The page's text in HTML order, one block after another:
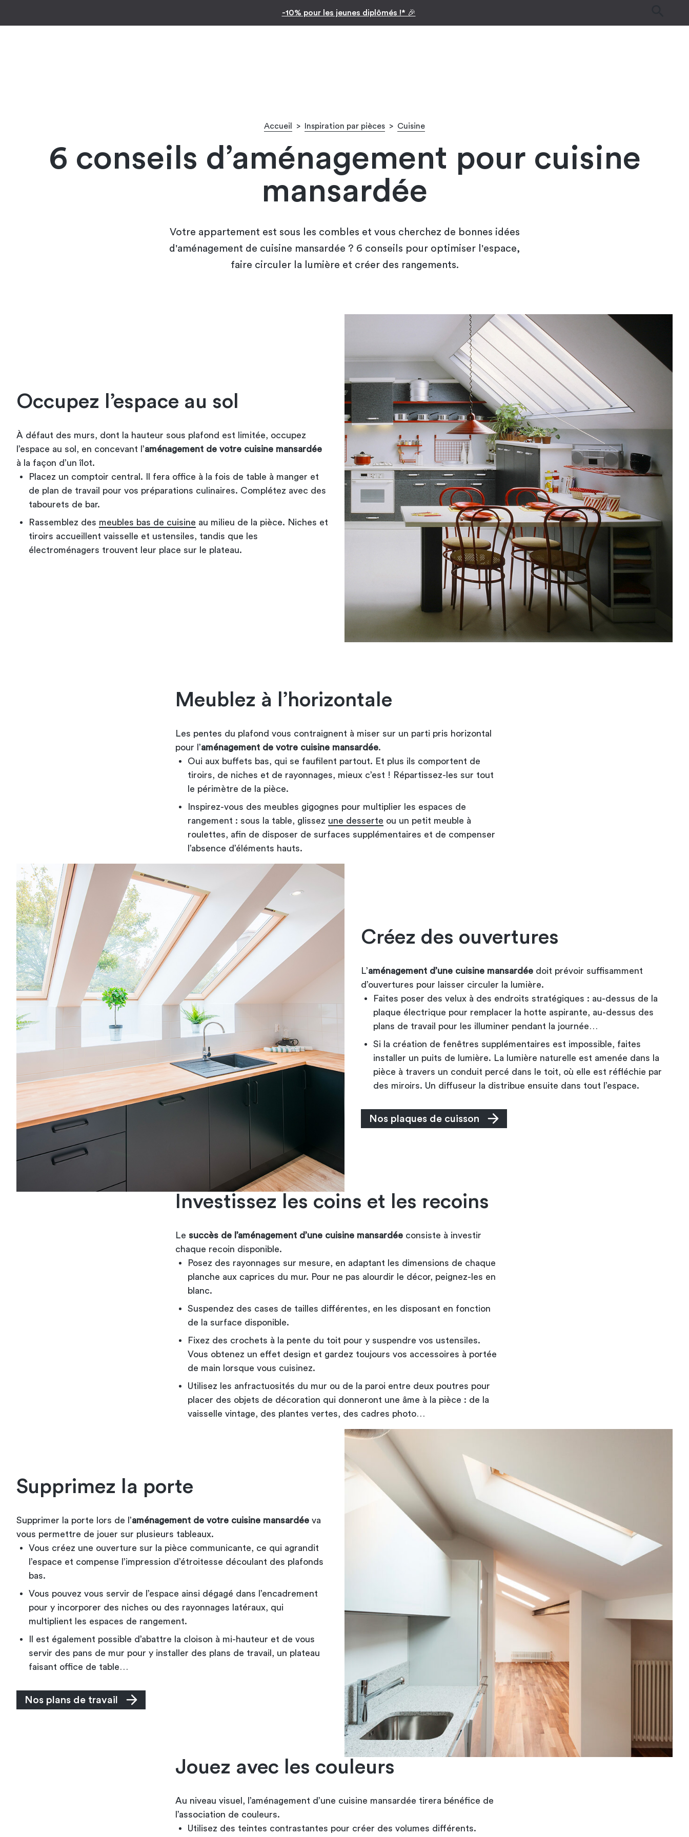
Facilitez vos achats avec le paiement en 10x
Inspiration par pièces
Accueil > Inspiration par pièces > Cuisine
6 conseils d’aménagement pour cuisine
mansardée
Votre appartement est sous les combles et vous cherchez de bonnes idées
d'aménagement de cuisine mansardée ? 6 conseils pour optimiser l'espace,
faire circuler la lumière et créer des rangements.
Occupez l’espace au sol
À défaut des murs, dont la hauteur sous plafond est limitée, occupez
l’espace au sol, en concevant l’aménagement de votre cuisine mansardée
à la façon d’un îlot.
Placez un comptoir central. Il fera office à la fois de table à manger et
de plan de travail pour vos préparations culinaires. Complétez avec des
tabourets de bar.
Rassemblez des meubles bas de cuisine au milieu de la pièce. Niches et
tiroirs accueillent vaisselle et ustensiles, tandis que les
électroménagers trouvent leur place sur le plateau.
Meublez à l’horizontale
Les pentes du plafond vous contraignent à miser sur un parti pris horizontal
pour l’aménagement de votre cuisine mansardée.
Oui aux buffets bas, qui se faufilent partout. Et plus ils comportent de
tiroirs, de niches et de rayonnages, mieux c’est ! Répartissez-les sur tout
le périmètre de la pièce.
Inspirez-vous des meubles gigognes pour multiplier les espaces de
rangement : sous la table, glissez une desserte ou un petit meuble à
roulettes, afin de disposer de surfaces supplémentaires et de compenser
l’absence d’éléments hauts.
Créez des ouvertures
L’aménagement d’une cuisine mansardée doit prévoir suffisamment
d’ouvertures pour laisser circuler la lumière.
Faites poser des velux à des endroits stratégiques : au-dessus de la
plaque électrique pour remplacer la hotte aspirante, au-dessus des
plans de travail pour les illuminer pendant la journée…
Si la création de fenêtres supplémentaires est impossible, faites
installer un puits de lumière. La lumière naturelle est amenée dans la
pièce à travers un conduit percé dans le toit, où elle est réfléchie par
des miroirs. Un diffuseur la distribue ensuite dans tout l’espace.
Nos plaques de cuisson
Investissez les coins et les recoins
Le succès de l’aménagement d’une cuisine mansardée consiste à investir
chaque recoin disponible.
Posez des rayonnages sur mesure, en adaptant les dimensions de chaque
planche aux caprices du mur. Pour ne pas alourdir le décor, peignez-les en
blanc.
Suspendez des cases de tailles différentes, en les disposant en fonction
de la surface disponible.
Fixez des crochets à la pente du toit pour y suspendre vos ustensiles.
Vous obtenez un effet design et gardez toujours vos accessoires à portée
de main lorsque vous cuisinez.
Utilisez les anfractuosités du mur ou de la paroi entre deux poutres pour
placer des objets de décoration qui donneront une âme à la pièce : de la
vaisselle vintage, des plantes vertes, des cadres photo…
Supprimez la porte
Supprimer la porte lors de l’aménagement de votre cuisine mansardée va
vous permettre de jouer sur plusieurs tableaux.
Vous créez une ouverture sur la pièce communicante, ce qui agrandit
l’espace et compense l’impression d’étroitesse découlant des plafonds
bas.
Vous pouvez vous servir de l’espace ainsi dégagé dans l’encadrement
pour y incorporer des niches ou des rayonnages latéraux, qui
multiplient les espaces de rangement.
Il est également possible d’abattre la cloison à mi-hauteur et de vous
servir des pans de mur pour y installer des plans de travail, un plateau
faisant office de table…
Nos plans de travail
Jouez avec les couleurs
Au niveau visuel, l’aménagement d’une cuisine mansardée tirera bénéfice de
l’association de couleurs.
Utilisez des teintes contrastantes pour créer des volumes différents.